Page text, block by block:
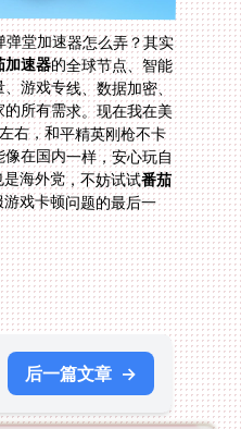
堂加速器怎么弄？其实
加速器的全球节点、智能
推荐线路、多端支持、无限流量、游戏专线、数据加密、
售后保障，刚好覆盖了海外玩家的所有需求。现在我在美
国玩弹弹堂，延迟稳定在30ms左右，和平精英刚枪不卡
顿，精灵之境秒加载——终于能像在国内一样，安心玩自
海外党，不妨试试番茄
戏卡顿问题的最后一
后一篇文章 →